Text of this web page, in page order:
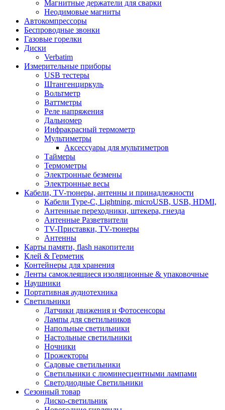
Магнитные держатели для сварки
Неодимовые магниты
Автокомпрессоры
Беспроводные звонки
Газовые горелки
Диски
Verbatim
Измерительные приборы
USB тестеры
Штангенциркуль
Вольтметр
Ваттметры
Реле напряжения
Дальномер
Инфракрасный термометр
Мультиметры
Аксессуары для мультиметров
Таймеры
Термометры
Электронные безмены
Электронные весы
Кабели, TV-тюнеры, антенны и принадлежности
Кабели Type-C, Lightning, microUSB, USB, HDMI,
Антенные переходники, штекера, гнезда
Антенные Разветвители
TV-Приставки, TV-тюнеры
Антенны
Карты памяти, flash накопители
Клей & Герметик
Контейнеры для хранения
Ленты самоклеящиеся изоляционные & упаковочные
Наушники
Портативная аудиотехника
Светильники
Датчики движения и Фотосенсоры
Лампы для светильников
Напольные светильники
Настольные светильники
Ночники
Прожекторы
Садовые светильники
Светильники с люминесцентными лампами
Светодиодные Светильники
Сезонный товар
Диско-светильник